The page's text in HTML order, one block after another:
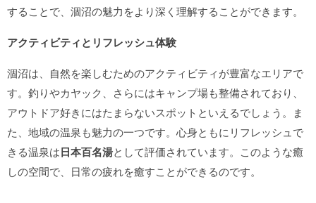
することで、涸沼の魅力をより深く理解することができます。
アクティビティとリフレッシュ体験
涸沼は、自然を楽しむためのアクティビティが豊富なエリアで
す。釣りやカヤック、さらにはキャンプ場も整備されており、
アウトドア好きにはたまらないスポットといえるでしょう。ま
た、地域の温泉も魅力の一つです。心身ともにリフレッシュで
きる温泉は日本百名湯として評価されています。このような癒
しの空間で、日常の疲れを癒すことができるのです。